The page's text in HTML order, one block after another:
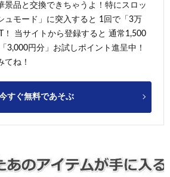
景品と交換できちゃうよ！特にスロッ
ュモード」に突入すると 1回で「3万
！ 当サイトから登録すると 通常1,500
3,000円分」お試しポイント進呈中！
てね！
すぐ無料であそぶ